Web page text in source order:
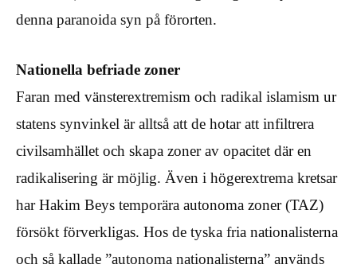
denna paranoida syn på förorten.
Nationella befriade zoner
Faran med vänsterextremism och radikal islamism ur
statens synvinkel är alltså att de hotar att infiltrera
civilsamhället och skapa zoner av opacitet där en
radikalisering är möjlig. Även i högerextrema kretsar
har Hakim Beys temporära autonoma zoner (TAZ)
försökt förverkligas. Hos de tyska fria nationalisterna
och så kallade ”autonoma nationalisterna” används